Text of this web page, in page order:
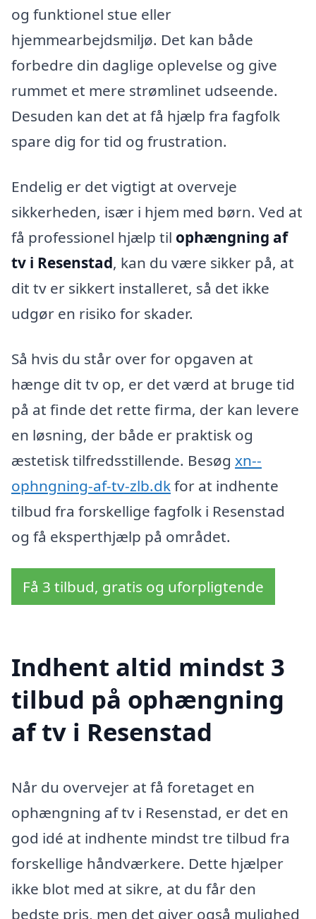
og funktionel stue eller
hjemmearbejdsmiljø. Det kan både
forbedre din daglige oplevelse og give
rummet et mere strømlinet udseende.
Desuden kan det at få hjælp fra fagfolk
spare dig for tid og frustration.
Endelig er det vigtigt at overveje
sikkerheden, især i hjem med børn. Ved at
få professionel hjælp til ophængning af
tv i Resenstad, kan du være sikker på, at
dit tv er sikkert installeret, så det ikke
udgør en risiko for skader.
Så hvis du står over for opgaven at
hænge dit tv op, er det værd at bruge tid
på at finde det rette firma, der kan levere
en løsning, der både er praktisk og
æstetisk tilfredsstillende. Besøg xn--
ophngning-af-tv-zlb.dkfor at indhente
tilbud fra forskellige fagfolk i Resenstad
og få eksperthjælp på området.
Få 3 tilbud, gratis og uforpligtende
Indhent altid mindst 3
tilbud på ophængning
af tv i Resenstad
Når du overvejer at få foretaget en
ophængning af tv i Resenstad, er det en
god idé at indhente mindst tre tilbud fra
forskellige håndværkere. Dette hjælper
ikke blot med at sikre, at du får den
bedste pris, men det giver også mulighed